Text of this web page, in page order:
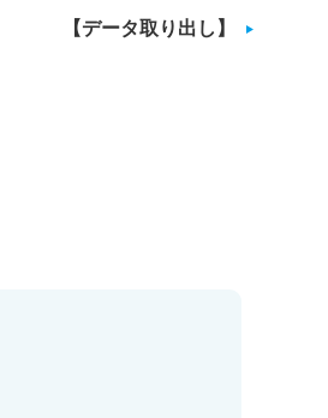
【データ取り出し】